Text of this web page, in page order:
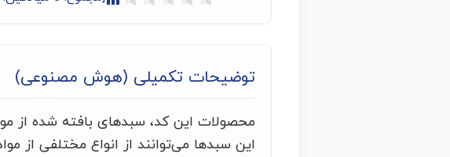
توضیحات تکمیلی (هوش مصنوعی)
محصولات این کد، سبدهای بافته شده از
این سبدها می‌توانند از انواع مختلفی از